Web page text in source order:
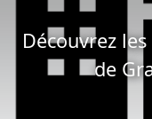
Découvrez
de